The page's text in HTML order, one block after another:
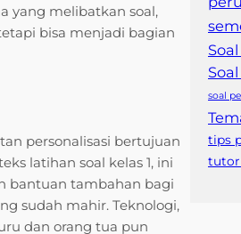
yang melibatkan soal,
bisa menjadi bagian
personalisasi bertujuan
latihan soal kelas 1, ini
bantuan tambahan bagi
sudah mahir. Teknologi,
dan orang tua pun
soal
tips